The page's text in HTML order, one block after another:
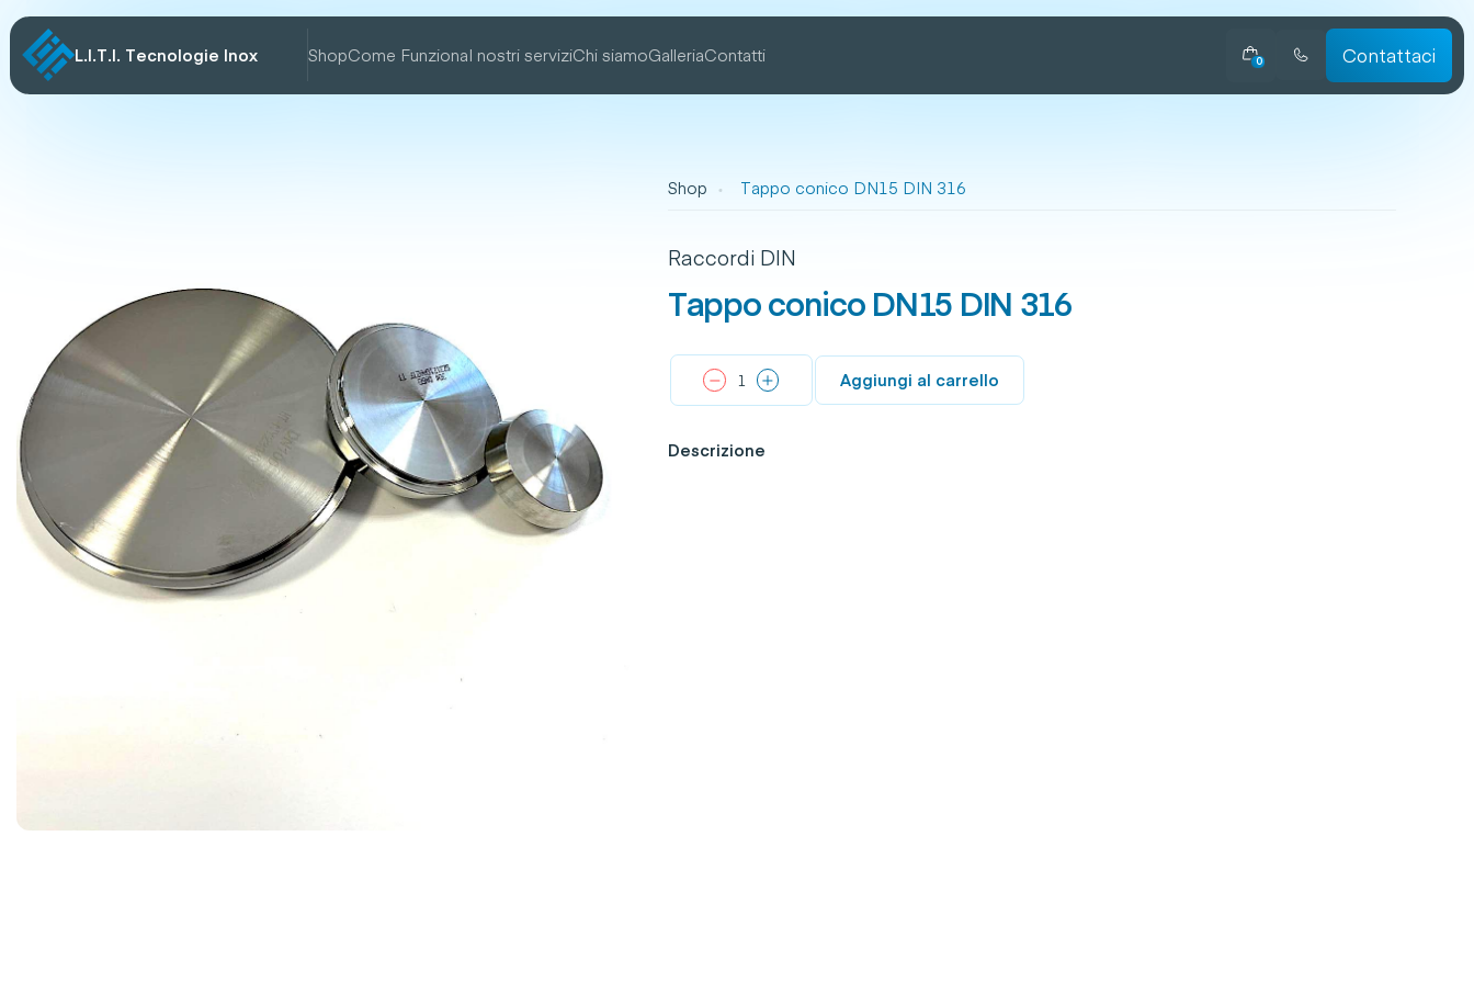
L.I.T.I. Tecnologie Inox ShopCome FunzionaI nostri serviziChi siamoGalleriaContatti 0 Contattaci
Shop Tappo conico DN15 DIN 316
Raccordi DIN
Tappo conico DN15 DIN 316
Aggiungi al carrello
Descrizione